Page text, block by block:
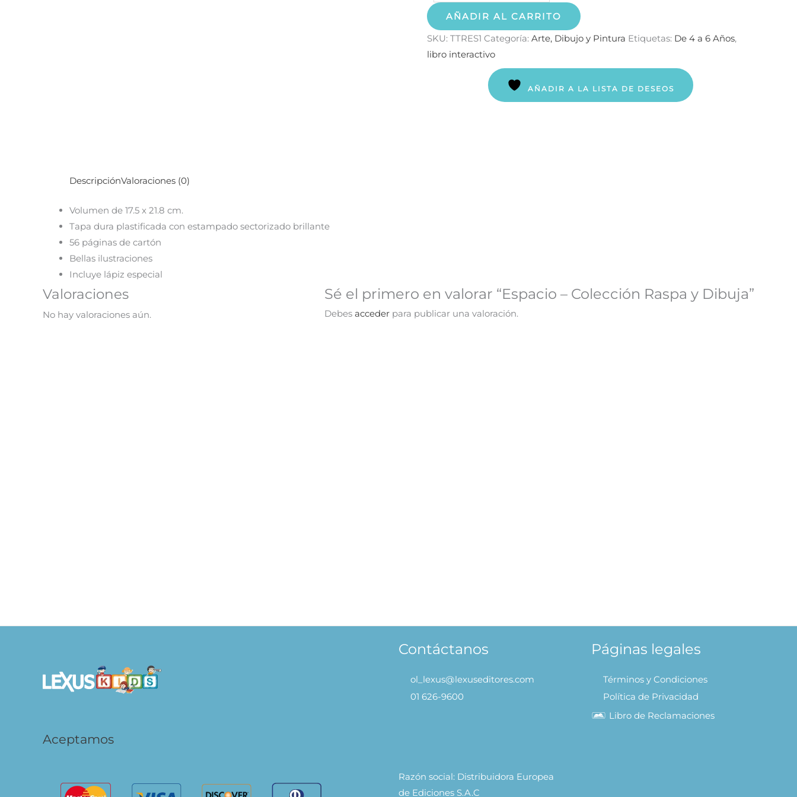
AÑADIR AL CARRITO
SKU: TTRES1 Categoría: Arte, Dibujo y Pintura Etiquetas: De 4 a 6 Años,
libro interactivo
AÑADIR A LA LISTA DE DESEOS
DescripciónValoraciones (0)
Volumen de 17.5 x 21.8 cm.
Tapa dura plastificada con estampado sectorizado brillante
56 páginas de cartón
Bellas ilustraciones
Incluye lápiz especial
Valoraciones
No hay valoraciones aún.
Sé el primero en valorar “Espacio – Colección Raspa y Dibuja”
Debes acceder para publicar una valoración.
Aceptamos
Contáctanos
ol_lexus@lexuseditores.com
01 626-9600
Razón social: Distribuidora Europea
de Ediciones S.A.C
Páginas legales
Términos y Condiciones
Política de Privacidad
Libro de Reclamaciones